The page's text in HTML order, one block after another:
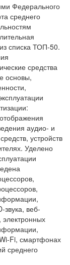
Федерального
среднего
списка ТОП-50.
средства
основы,
аудио- и
устройств
Уделено
звука, веб-
Fi, смартфонах
среднего